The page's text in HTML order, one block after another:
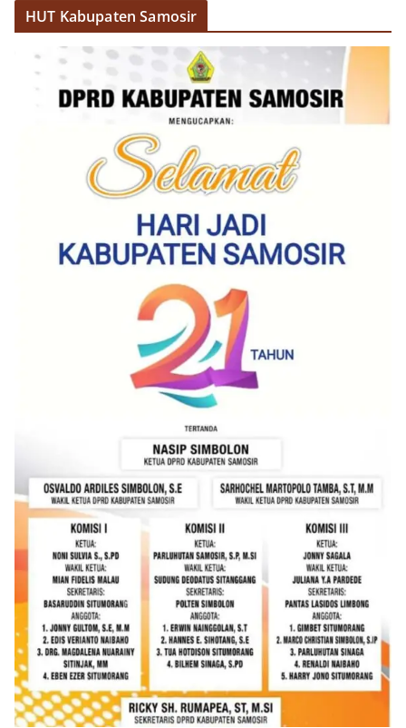
bendera Merah Putih di depan rumah masing-
masing secara penuh. Ini adalah bentuk
penghormatan kita bersama terhadap
perjuangan para pahlawan yang telah merebut
kemerdekaan,” ujar Aiptu Muliyadi Suraukur saat
berdialog dengan warga.‎‎Ia juga menambahkan
agar warga memperhatikan kondisi bendera yang
akan dikibarkan, memastikan bendera dalam
keadaan bersih, tidak sobek, dan layak untuk
dikibarkan sebagai simbol kehormatan
negara.‎‎‎Selain menyampaikan imbauan terkait
bendera, kegiatan sambang DDS ini juga
dimanfaatkan sebagai sarana deteksi dini (early
warning) guna mengantisipasi potensi gangguan
keamanan dan ketertiban masyarakat
(Kamtibmas) di lingkungan tempat tinggal warga.
Melalui interaksi langsung tersebut,
Bhabinkamtibmas dapat menghimpun informasi
awal terkait situasi sosial, potensi kerawanan,
maupun hal-hal yang dapat mengganggu
kondusivitas wilayah, khususnya menjelang
perayaan HUT Kemerdekaan RI yang biasanya
diwarnai dengan berbagai kegiatan dan
keramaian warga.‎‎Dengan adanya deteksi dini ini,
diharapkan potensi gangguan keamanan dapat
diantisipasi sejak awal sehingga situasi di
Kelurahan Sunggal tetap terjaga aman, tertib,
dan kondusif hingga puncak perayaan HUT
Kemerdekaan RI berlangsung.‎‎Wujud Kedekatan
Polri dengan Masyarakat‎Kegiatan sambang Door
to Door System ini merupakan salah satu bentuk
implementasi program Polri Presisi yang
mengedepankan kehadiran dan kedekatan
personel Kepolisian dengan masyarakat. Melalui
kegiatan semacam ini, Bhabinkamtibmas tidak
hanya berperan sebagai penyampai informasi
dan imbauan, tetapi juga sebagai mitra
masyarakat dalam menjaga keamanan lingkungan
secara bersama-sama.‎‎Kehadiran
Bhabinkamtibmas di tengah-tengah warga
HUT Kabupaten Samosir